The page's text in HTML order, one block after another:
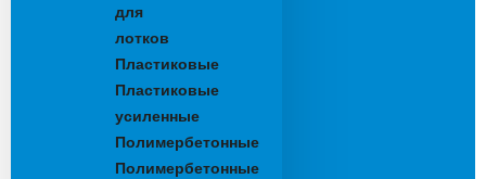
для
лотков
Пластиковые
Пластиковые
усиленные
Полимербетонные
Полимербетонные